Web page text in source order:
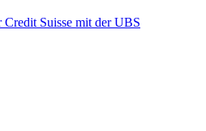
Suisse mit der UBS